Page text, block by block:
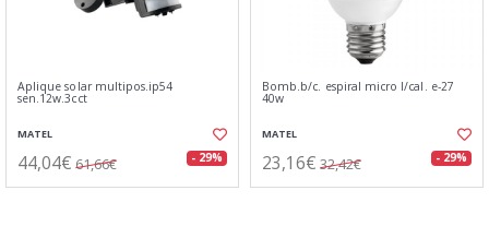
Aplique solar multipos.ip54
sen.12w.3cct
MATEL
44,04€ 61,66€ - 29%
Bomb.b/c. espiral micro l/cal. e-27
40w
MATEL
23,16€ 32,42€ - 29%